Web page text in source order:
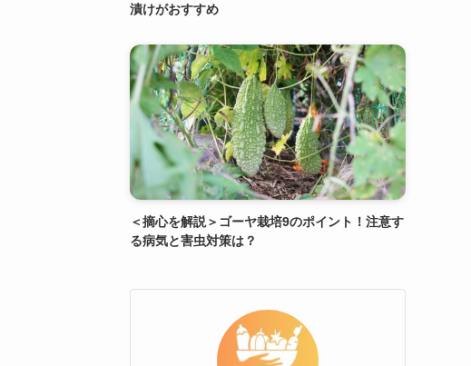
漬けがおすすめ
＜摘心を解説＞ゴーヤ栽培9のポイント！注意す
る病気と害虫対策は？